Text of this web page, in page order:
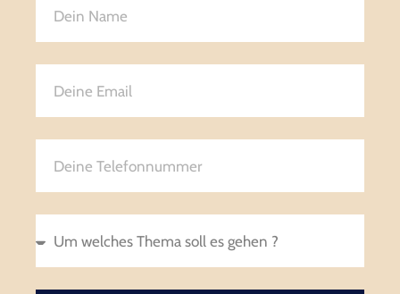
Wie sich internationale Studierende rechtlich absichern – Ein
29. Dezember 2025
Familienrecht – wann greift die
Rechtsschutzversicherung?